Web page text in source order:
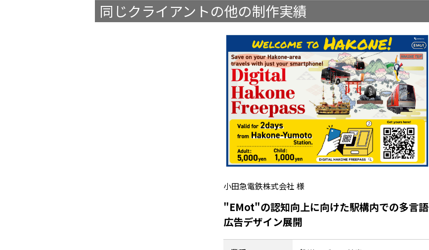
同じクライアントの他の制作実績
小田急電鉄株式会社 様
"EMot"の認知向上に向けた駅構内での多言語
広告デザイン展開